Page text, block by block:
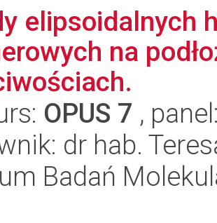
elipsoidalnych
na
OPUS 7 ,
dr hab.
Badań